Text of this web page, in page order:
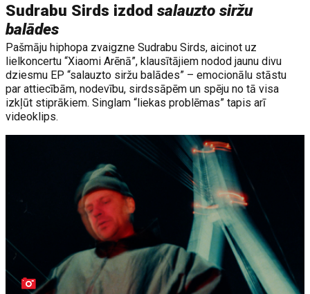
Sudrabu Sirds izdodsalauzto siržu
balādes
Pašmāju hiphopa zvaigzne Sudrabu Sirds, aicinot uz
lielkoncertu “Xiaomi Arēnā”, klausītājiem nodod jaunu divu
dziesmu EP “salauzto siržu balādes” – emocionālu stāstu
par attiecībām, nodevību, sirdssāpēm un spēju no tā visa
izkļūt stiprākiem. Singlam “liekas problēmas” tapis arī
videoklips.